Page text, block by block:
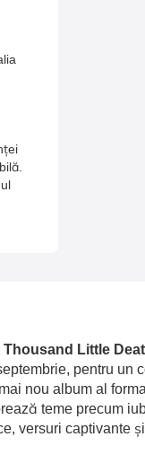
Little
pentru un
nou album al
teme precum
versuri captivante